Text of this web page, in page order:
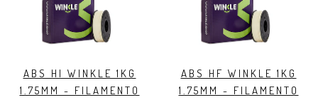
ABS HI WINKLE 1KG
1.75MM - FILAMENTO
ABS HF WINKLE 1KG
1.75MM - FILAMENTO